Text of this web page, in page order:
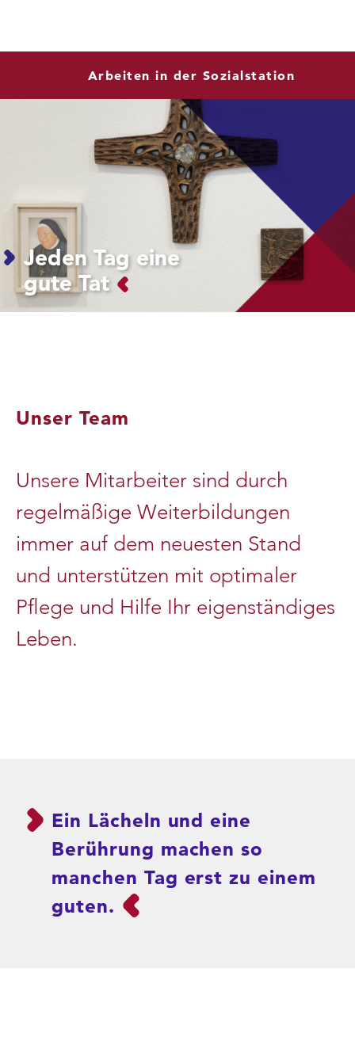
Arbeiten in der Sozialstation
Jeden Tag eine
gute Tat
Unser Team
Unsere Mitarbeiter sind durch
regelmäßige Weiterbildungen
immer auf dem neuesten Stand
und unterstützen mit optimaler
Pflege und Hilfe Ihr eigenständiges
Leben.
Ein Lächeln und eine
Berührung machen so
manchen Tag erst zu einem
guten.